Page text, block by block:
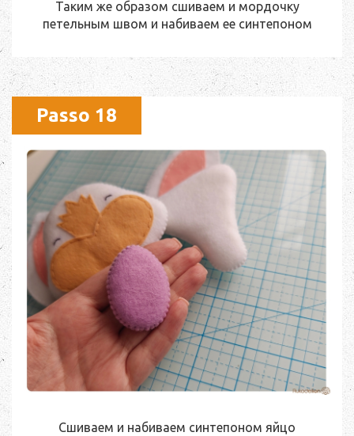
Таким же образом сшиваем и мордочку
петельным швом и набиваем ее синтепоном
Passo 18
Сшиваем и набиваем синтепоном яйцо